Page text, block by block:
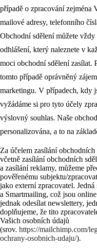
případě o zpracování zejména
mailové adresy, telefonního
Obchodní sdělení můžete
odhlášení, který naleznete v
moci obchodní sdělení zasílat.
tomto případě oprávněný
marketingu. V případech, kdy
vyžádáme si pro tyto účely
výslovný souhlas. Naše
personalizována, a to na
Za účelem zasílání
včetně zasílání obchodních
a zasílání reklamy, můžeme
pověřenému subjektu/
jako externí zpracovatel.
a Smartmailing, což jsou
jednak odesílat newslettery,
doplňujeme, že tito
Vašich osobních údajů
(srov. https://mailchimp.com/
ochrany-osobnich-udaju/).